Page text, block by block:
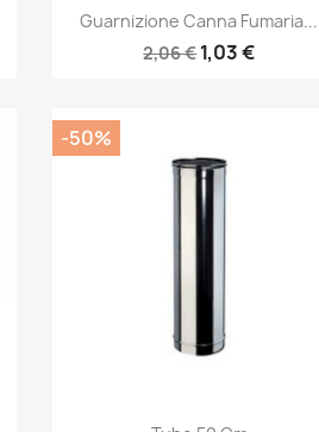
Anteprima
Guarnizione Canna Fumaria...
2,06 €1,03 €
-50%